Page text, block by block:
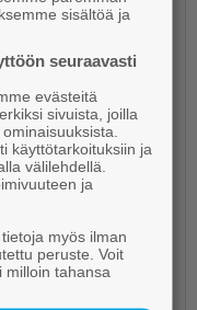
sisältöä ja
seuraavasti
evästeitä
sivuista, joilla
käyttötarkoituksiin ja
välilehdellä.
ja
myös ilman
peruste. Voit
milloin tahansa